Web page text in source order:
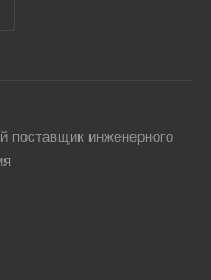
поставщик инженерного